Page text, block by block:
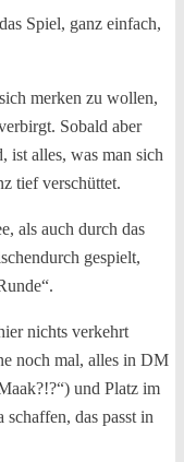
Spiel, ganz einfach,
merken zu wollen,
Sobald aber
ist alles, was man sich
tief verschüttet.
als auch durch das
gespielt,
nichts verkehrt
noch mal, alles in DM
und Platz im
das passt in